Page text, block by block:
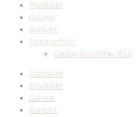
Produkte
Galerie
Kontakt
Datenschutz
Cookie-Richtlinie (EU)
Startseite
Produkte
Galerie
Kontakt